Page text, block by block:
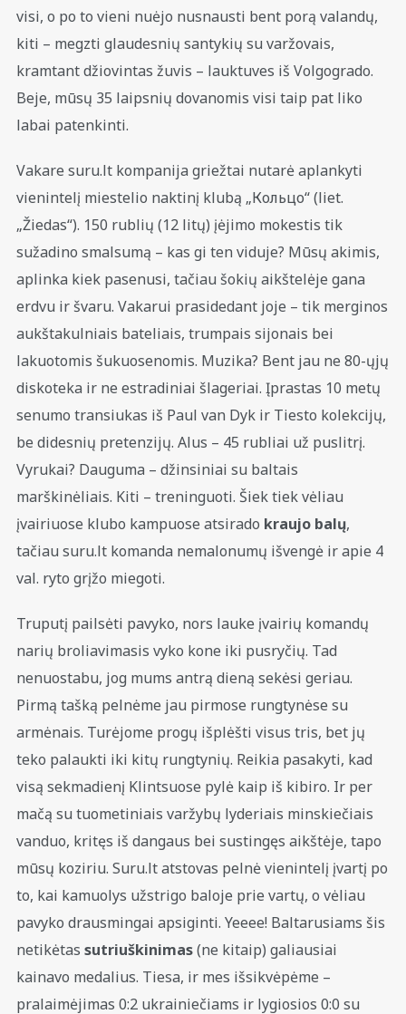
visi, o po to vieni nuėjo nusnausti bent porą valandų,
kiti – megzti glaudesnių santykių su varžovais,
kramtant džiovintas žuvis – lauktuves iš Volgogrado.
Beje, mūsų 35 laipsnių dovanomis visi taip pat liko
labai patenkinti.
Vakare suru.lt kompanija griežtai nutarė aplankyti
vienintelį miestelio naktinį klubą „Кольцо“ (liet.
„Žiedas“). 150 rublių (12 litų) įėjimo mokestis tik
sužadino smalsumą – kas gi ten viduje? Mūsų akimis,
aplinka kiek pasenusi, tačiau šokių aikštelėje gana
erdvu ir švaru. Vakarui prasidedant joje – tik merginos
aukštakulniais bateliais, trumpais sijonais bei
lakuotomis šukuosenomis. Muzika? Bent jau ne 80-ųjų
diskoteka ir ne estradiniai šlageriai. Įprastas 10 metų
senumo transiukas iš Paul van Dyk ir Tiesto kolekcijų,
be didesnių pretenzijų. Alus – 45 rubliai už puslitrį.
Vyrukai? Dauguma – džinsiniai su baltais
marškinėliais. Kiti – treninguoti. Šiek tiek vėliau
įvairiuose klubo kampuose atsirado kraujo balų,
tačiau suru.lt komanda nemalonumų išvengė ir apie 4
val. ryto grįžo miegoti.
Truputį pailsėti pavyko, nors lauke įvairių komandų
narių broliavimasis vyko kone iki pusryčių. Tad
nenuostabu, jog mums antrą dieną sekėsi geriau.
Pirmą tašką pelnėme jau pirmose rungtynėse su
armėnais. Turėjome progų išplėšti visus tris, bet jų
teko palaukti iki kitų rungtynių. Reikia pasakyti, kad
visą sekmadienį Klintsuose pylė kaip iš kibiro. Ir per
mačą su tuometiniais varžybų lyderiais minskiečiais
vanduo, kritęs iš dangaus bei sustingęs aikštėje, tapo
mūsų koziriu. Suru.lt atstovas pelnė vienintelį įvartį po
to, kai kamuolys užstrigo baloje prie vartų, o vėliau
pavyko drausmingai apsiginti. Yeeee! Baltarusiams šis
netikėtas sutriuškinimas(ne kitaip) galiausiai
kainavo medalius. Tiesa, ir mes išsikvėpėme –
pralaimėjimas 0:2 ukrainiečiams ir lygiosios 0:0 su